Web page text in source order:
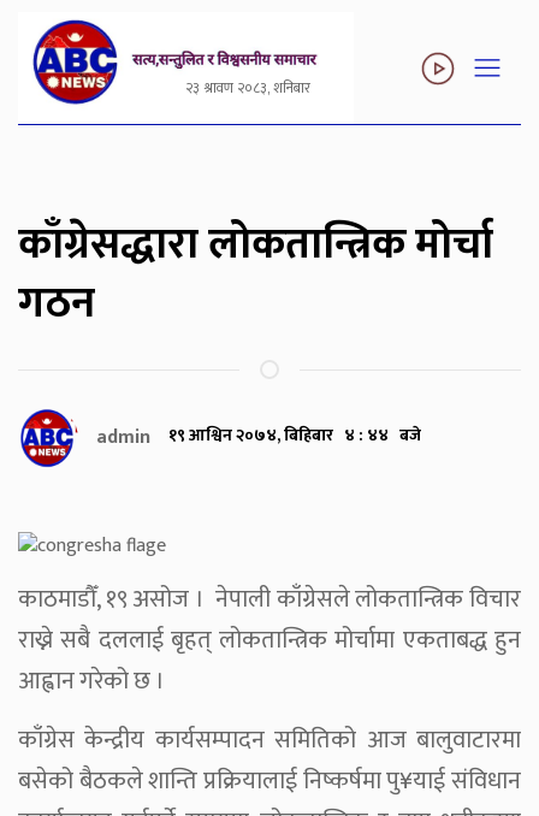
२३ श्रावण २०८३, शनिबार
काँग्रेसद्धारा लोकतान्त्रिक मोर्चा
गठन
admin १९ आश्विन २०७४, बिहिबार ४ : ४४ बजे
काठमाडौँ, १९ असोज । नेपाली काँग्रेसले लोकतान्त्रिक विचार
राख्ने सबै दललाई बृहत् लोकतान्त्रिक मोर्चामा एकताबद्ध हुन
आह्वान गरेको छ ।
काँग्रेस केन्द्रीय कार्यसम्पादन समितिको आज बालुवाटारमा
बसेको बैठकले शान्ति प्रक्रियालाई निष्कर्षमा पु¥याई संविधान